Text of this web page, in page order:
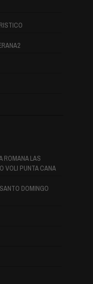
ROMANA LAS
VOLI PUNTA CANA
DOMINGO